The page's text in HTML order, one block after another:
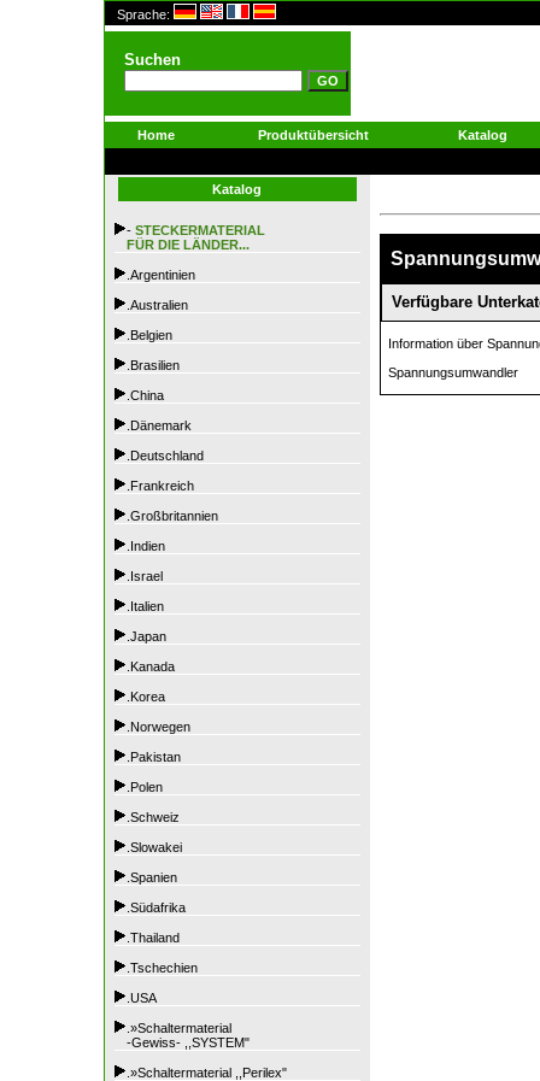
Sprache:
Suchen
Home Produktübersicht Katalog
Katalog
- STECKERMATERIAL
FÜR DIE LÄNDER...
.Argentinien
.Australien
.Belgien
.Brasilien
.China
.Dänemark
.Deutschland
.Frankreich
.Großbritannien
.Indien
.Israel
.Italien
.Japan
.Kanada
.Korea
.Norwegen
.Pakistan
.Polen
.Schweiz
.Slowakei
.Spanien
.Südafrika
.Thailand
.Tschechien
.USA
.»Schaltermaterial
-Gewiss- ,,SYSTEM"
.»Schaltermaterial ,,Perilex"
Verfügbare
Information über
Spannungsumwandler